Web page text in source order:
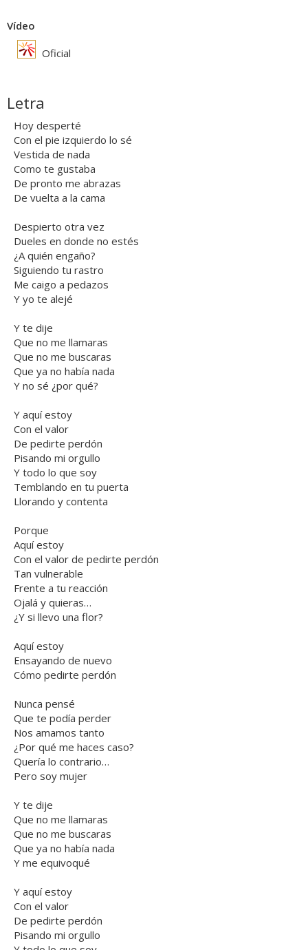
Vídeo
Oficial
Letra
Hoy desperté
Con el pie izquierdo lo sé
Vestida de nada
Como te gustaba
De pronto me abrazas
De vuelta a la cama
Despierto otra vez
Dueles en donde no estés
¿A quién engaño?
Siguiendo tu rastro
Me caigo a pedazos
Y yo te alejé
Y te dije
Que no me llamaras
Que no me buscaras
Que ya no había nada
Y no sé ¿por qué?
Y aquí estoy
Con el valor
De pedirte perdón
Pisando mi orgullo
Y todo lo que soy
Temblando en tu puerta
Llorando y contenta
Porque
Aquí estoy
Con el valor de pedirte perdón
Tan vulnerable
Frente a tu reacción
Ojalá y quieras…
¿Y si llevo una flor?
Aquí estoy
Ensayando de nuevo
Cómo pedirte perdón
Nunca pensé
Que te podía perder
Nos amamos tanto
¿Por qué me haces caso?
Quería lo contrario…
Pero soy mujer
Y te dije
Que no me llamaras
Que no me buscaras
Que ya no había nada
Y me equivoqué
Y aquí estoy
Con el valor
De pedirte perdón
Pisando mi orgullo